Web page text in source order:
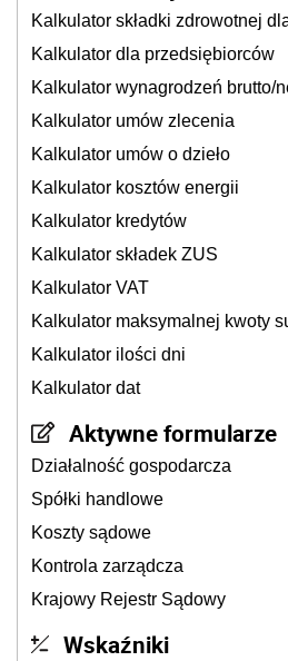
Kalkulator składki zdrowotnej
Kalkulator dla przedsiębiorców
Kalkulator wynagrodzeń brutto/
Kalkulator umów zlecenia
Kalkulator umów o dzieło
Kalkulator kosztów energii
Kalkulator kredytów
Kalkulator składek ZUS
Kalkulator VAT
Kalkulator maksymalnej kwoty
Kalkulator ilości dni
Kalkulator dat
Aktywne formularze
Działalność gospodarcza
Spółki handlowe
Koszty sądowe
Kontrola zarządcza
Krajowy Rejestr Sądowy
Wskaźniki